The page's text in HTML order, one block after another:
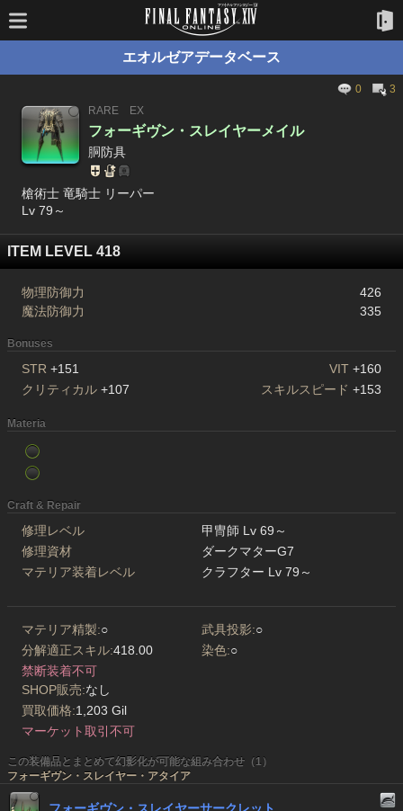
エオルゼアデータベース
0
3
RARE
EX
フォーギヴン・スレイヤーメイル
胴防具
槍術士 竜騎士 リーパー
Lv 79～
ITEM LEVEL 418
物理防御力
426
魔法防御力
335
Bonuses
STR +151 VIT +160
クリティカル +107 スキルスピード +153
Materia
Craft & Repair
修理レベル
甲冑師 Lv 69～
修理資材
ダークマターG7
マテリア装着レベル
クラフター Lv 79～
マテリア精製:○ 武具投影:○
分解適正スキル:418.00 染色:○
禁断装着不可
SHOP販売:なし
買取価格:1,203 Gil
マーケット取引不可
この装備品とまとめて幻影化が可能な組み合わせ（1）
フォーギヴン・スレイヤー・アタイア